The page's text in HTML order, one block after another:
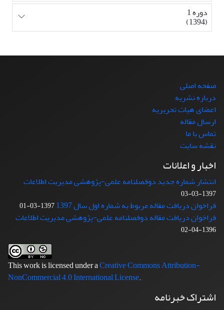
دوره 1
(1394)
صفحه اصلی
درباره نشریه
اعضای هیات تحریریه
ارسال مقاله
تماس با ما
نقشه سایت
اخبار و اعلانات
انتشار شماره جدید دوفصلنامه علمی-پژوهشی مدیریت اطلاعات
1397-03-03
فراخوان دریافت مقاله مربوط به شماره اول سال 1397 1397-03-01
فراخوان دریافت مقاله دوفصلنامه علمی-پژوهشی مدیریت اطلاعات
1396-04-02
This work is licensed under aCreative Commons Attribution-
NonCommercial 4.0 International License.
اشتراک خبرنامه